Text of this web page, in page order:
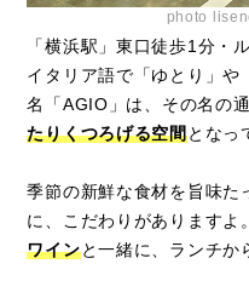
photo
「横浜駅」東口徒歩1分・
イタリア語で「ゆとり」や
名「AGIO」は、その名の
たりくつろげる空間となっ
季節の新鮮な食材を旨味た
に、こだわりがありますよ。
ワインと一緒に、ランチか